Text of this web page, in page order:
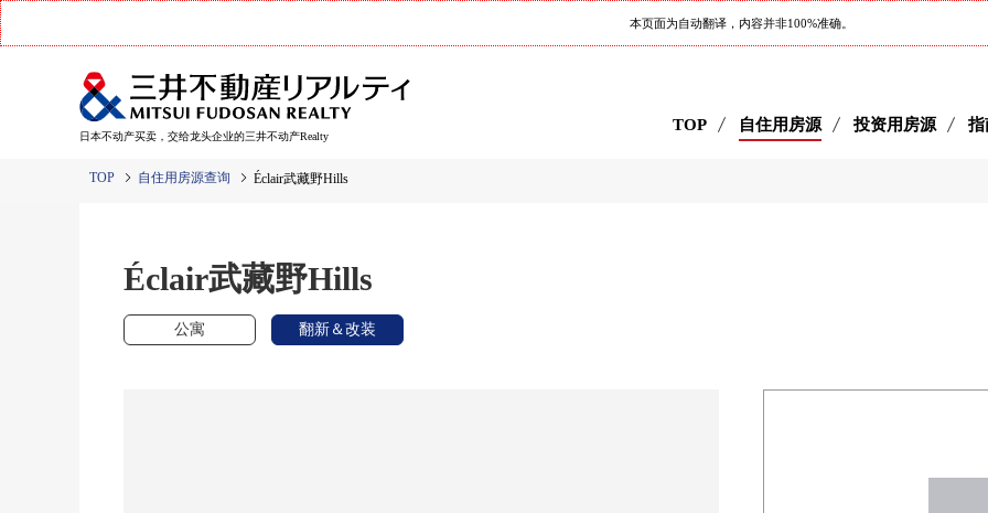
本页面为自动翻译，内容并非100%准确。
日本不动产买卖，交给龙头企业的三井不动产Realty
TOP 自住用房源 投资用房源 指
TOP 自住用房源查询 Éclair武藏野Hills
Éclair武藏野Hills
公寓 翻新＆改装